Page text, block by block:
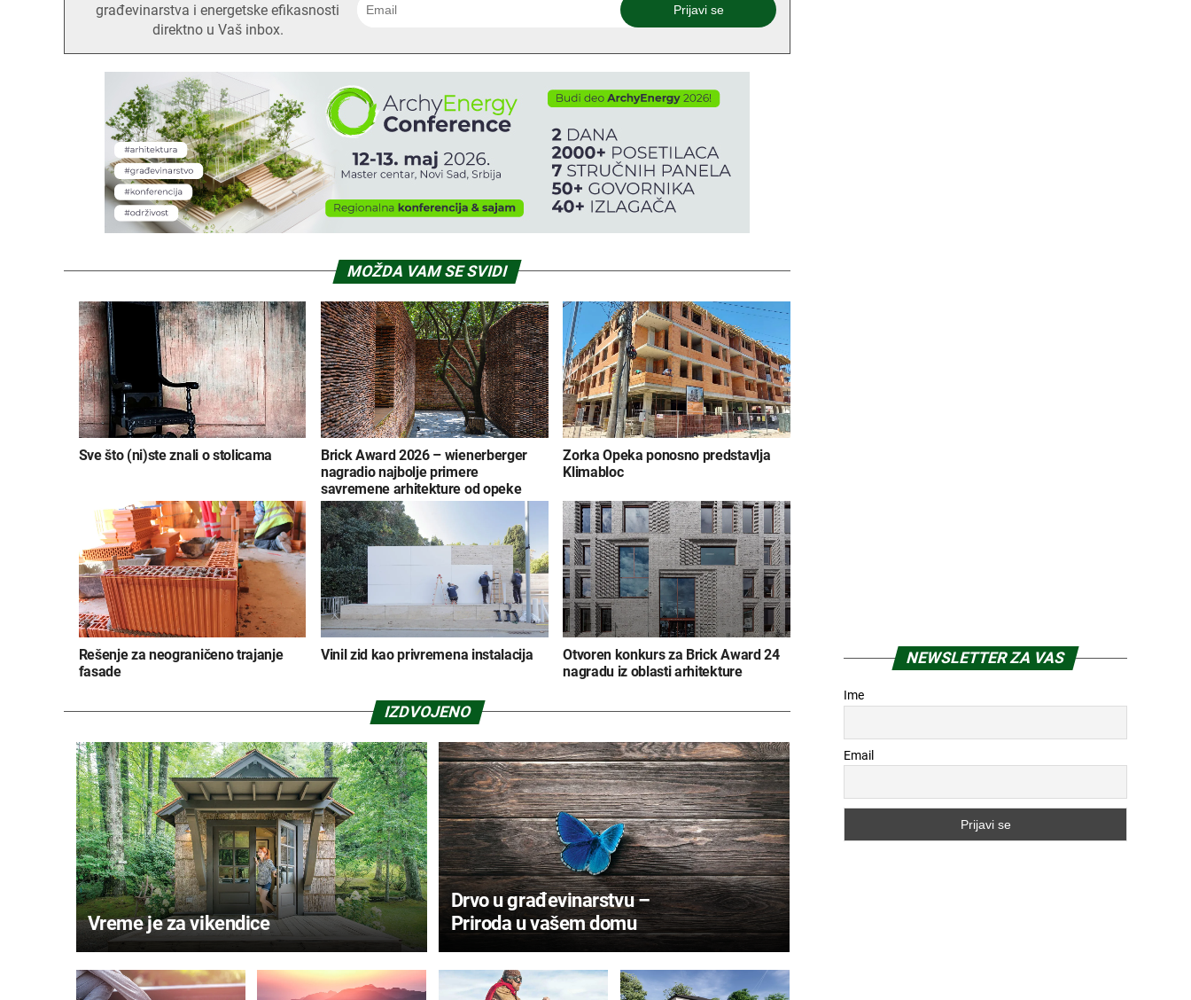
građevinarstva i energetske efikasnosti
direktno u Vaš inbox.
MOŽDA VAM SE SVIDI
Sve što (ni)ste znali o stolicama
Brick Award 2026 – wienerberger
nagradio najbolje primere
savremene arhitekture od opeke
Zorka Opeka ponosno predstavlja
Klimabloc
Rešenje za neograničeno trajanje
fasade
Vinil zid kao privremena instalacija
Otvoren konkurs za Brick Award 24
nagradu iz oblasti arhitekture
IZDVOJENO
Vreme je za vikendice
Drvo u građevinarstvu –
Priroda u vašem domu